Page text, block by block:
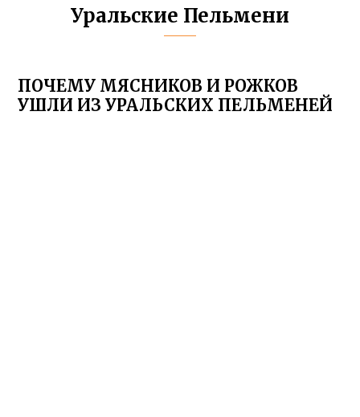
Уральские Пельмени
ПОЧЕМУ МЯСНИКОВ И РОЖКОВ
УШЛИ ИЗ УРАЛЬСКИХ ПЕЛЬМЕНЕЙ